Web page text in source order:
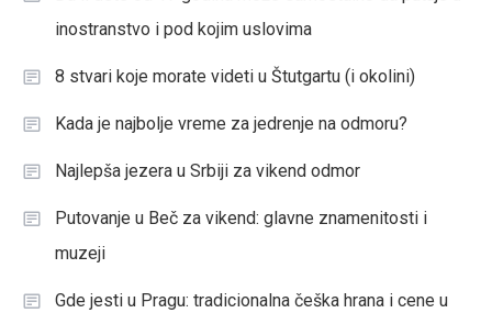
inostranstvo i pod kojim uslovima
8 stvari koje morate videti u Štutgartu (i okolini)
Kada je najbolje vreme za jedrenje na odmoru?
Najlepša jezera u Srbiji za vikend odmor
Putovanje u Beč za vikend: glavne znamenitosti i
muzeji
Gde jesti u Pragu: tradicionalna češka hrana i cene u